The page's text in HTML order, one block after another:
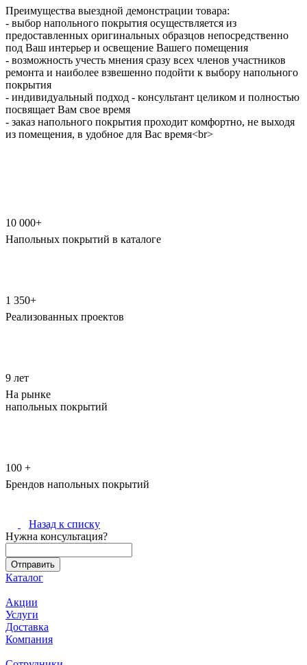
Преимущества выездной демонстрации товара:
- выбор напольного покрытия осуществляется из
предоставленных оригинальных образцов непосредственно
под Ваш интерьер и освещение Вашего помещения
- возможность учесть мнения сразу всех членов участников
ремонта и наиболее взвешенно подойти к выбору напольного
покрытия
- индивидуальный подход - консультант целиком и полностью
посвящает Вам свое время
- заказ напольного покрытия проходит комфортно, не выходя
из помещения, в удобное для Вас время<br>
10 000+
Напольных покрытий в каталоге
1 350+
Реализованных проектов
9 лет
На рынке
напольных покрытий
100 +
Брендов напольных покрытий
Назад к списку
Нужна консультация?
Каталог
Акции
Услуги
Доставка
Компания